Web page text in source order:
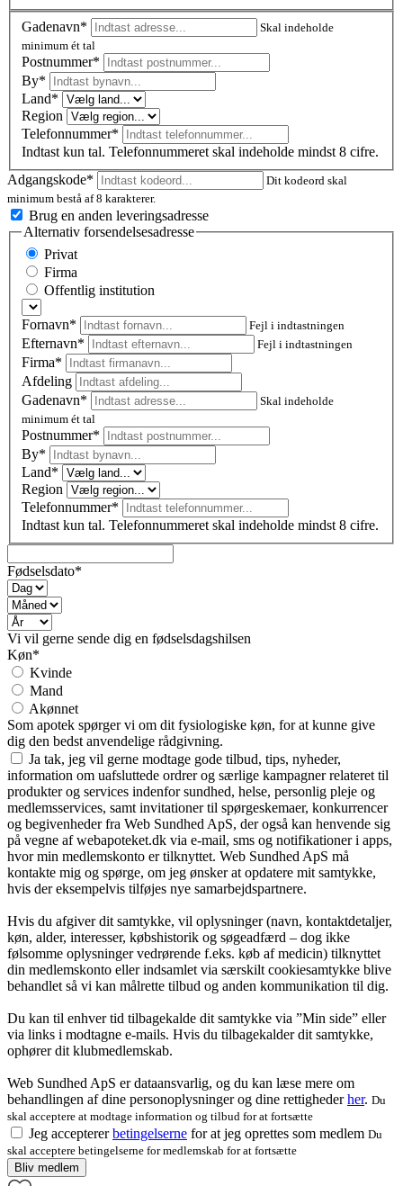
Gadenavn*
Skal indeholde
minimum ét tal
Postnummer*
By*
Land*
Region
Telefonnummer*
Indtast kun tal. Telefonnummeret skal indeholde mindst 8 cifre.
Adgangskode*
Dit kodeord skal
minimum bestå af 8 karakterer.
Brug en anden leveringsadresse
Alternativ forsendelsesadresse
Privat
Firma
Offentlig institution
Fornavn* Fejl i indtastningen
Efternavn* Fejl i indtastningen
Firma*
Afdeling
Gadenavn*
Skal indeholde
minimum ét tal
Postnummer*
By*
Land*
Region
Telefonnummer*
Indtast kun tal. Telefonnummeret skal indeholde mindst 8 cifre.
Fødselsdato*
Vi vil gerne sende dig en fødselsdagshilsen
Køn*
Kvinde
Mand
Akønnet
Som apotek spørger vi om dit fysiologiske køn, for at kunne give
dig den bedst anvendelige rådgivning.
Ja tak, jeg vil gerne modtage gode tilbud, tips, nyheder,
information om uafsluttede ordrer og særlige kampagner relateret til
produkter og services indenfor sundhed, helse, personlig pleje og
medlemsservices, samt invitationer til spørgeskemaer, konkurrencer
og begivenheder fra Web Sundhed ApS, der også kan henvende sig
på vegne af webapoteket.dk via e-mail, sms og notifikationer i apps,
hvor min medlemskonto er tilknyttet. Web Sundhed ApS må
kontakte mig og spørge, om jeg ønsker at opdatere mit samtykke,
hvis der eksempelvis tilføjes nye samarbejdspartnere.
Hvis du afgiver dit samtykke, vil oplysninger (navn, kontaktdetaljer,
køn, alder, interesser, købshistorik og søgeadfærd – dog ikke
følsomme oplysninger vedrørende f.eks. køb af medicin) tilknyttet
din medlemskonto eller indsamlet via særskilt cookiesamtykke blive
behandlet så vi kan målrette tilbud og anden kommunikation til dig.
Du kan til enhver tid tilbagekalde dit samtykke via ”Min side” eller
via links i modtagne e-mails. Hvis du tilbagekalder dit samtykke,
ophører dit klubmedlemskab.
Web Sundhed ApS er dataansvarlig, og du kan læse mere om
behandlingen af dine personoplysninger og dine rettighederher. Du
skal acceptere at modtage information og tilbud for at fortsætte
Jeg acceptererbetingelserne for at jeg oprettes som medlem Du
skal acceptere betingelserne for medlemskab for at fortsætte
Bliv medlem